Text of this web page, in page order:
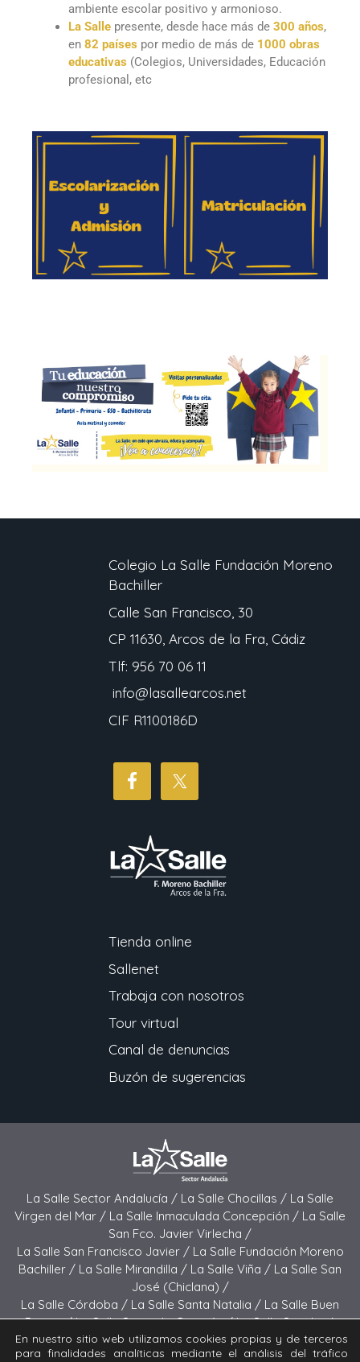
ambiente escolar positivo y armonioso.
La Salle presente, desde hace más de 300 años,
en 82 países por medio de más de 1000 obras
educativas (Colegios, Universidades, Educación
profesional, etc
Colegio La Salle Fundación Moreno
Bachiller
Calle San Francisco, 30
CP 11630, Arcos de la Fra, Cádiz
Tlf: 956 70 06 11
info@lasallearcos.net
CIF R1100186D
Tienda online
Sallenet
Trabaja con nosotros
Tour virtual
Canal de denuncias
Buzón de sugerencias
La Salle Sector Andalucía / La Salle Chocillas / La Salle
Virgen del Mar / La Salle Inmaculada Concepción / La Salle
San Fco. Javier Virlecha /
La Salle San Francisco Javier / La Salle Fundación Moreno
Bachiller / La Salle Mirandilla / La Salle Viña / La Salle San
José (Chiclana) /
La Salle Córdoba / La Salle Santa Natalia / La Salle Buen
Pastor /La Salle Sagrado Corazón /La Salle San José
(Jerez) / La Salle El Carmen (Melilla) /
La Salle Buen Consejo /La Salle El Carmen (San Fernando) /
En nuestro sitio web utilizamos cookies propias y de terceros
para finalidades analíticas mediante el análisis del tráfico